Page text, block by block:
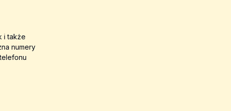
i także
numery